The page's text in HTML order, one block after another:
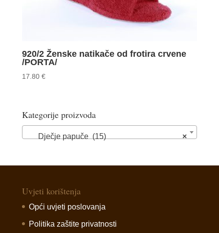
920/2 Ženske natikače od frotira crvene
/PORTA/
17.80 €
Kategorije proizvoda
×
Dječje papuče (15)
Uvjeti korištenja
Opći uvjeti poslovanja
Politika zaštite privatnosti